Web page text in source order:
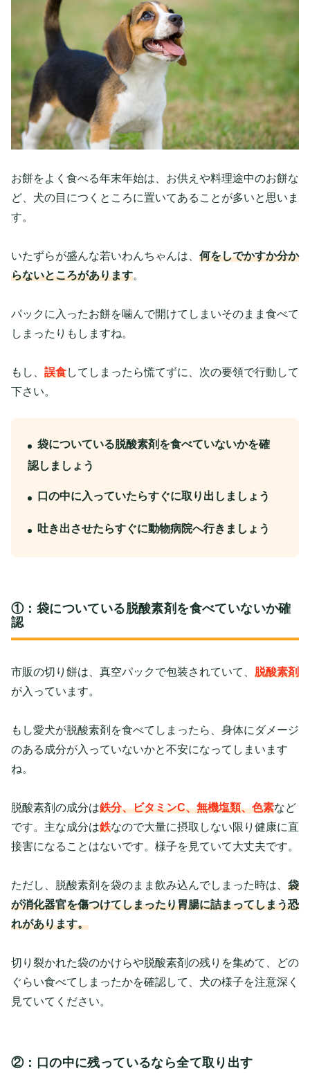
お餅をよく食べる年末年始は、お供えや料理途中のお餅な
ど、犬の目につくところに置いてあることが多いと思いま
す。
いたずらが盛んな若いわんちゃんは、 何をしでかすか分か
らないところがあります。
パックに入ったお餅を噛んで開けてしまいそのまま食べて
しまったりもしますね。
もし、 誤食してしまったら慌てずに、次の要領で行動して
下さい。
袋についている脱酸素剤を食べていないかを確
認しましょう
口の中に入っていたらすぐに取り出しましょう
吐き出させたらすぐに動物病院へ行きましょう
①：袋についている脱酸素剤を食べていないか確
認
市販の切り餅は、真空パックで包装されていて、 脱酸素剤
が入っています。
もし愛犬が脱酸素剤を食べてしまったら、身体にダメージ
のある成分が入っていないかと不安になってしまいます
ね。
脱酸素剤の成分は鉄分、ビタミンC、無機塩類、色素など
です。主な成分は鉄なので大量に摂取しない限り健康に直
接害になることはないです。様子を見ていて大丈夫です。
ただし、脱酸素剤を袋のまま飲み込んでしまった時は、 袋
が消化器官を傷つけてしまったり胃腸に詰まってしまう恐
れがあります。
切り裂かれた袋のかけらや脱酸素剤の残りを集めて、どの
ぐらい食べてしまったかを確認して、犬の様子を注意深く
見ていてください。
②：口の中に残っているなら全て取り出す